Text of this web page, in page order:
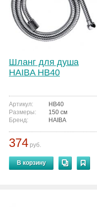
Шланг для душа
HAIBA HB40
Артикул:
HB40
Размеры:
150 см
Бренд:
HAIBA
374 руб.
В корзину